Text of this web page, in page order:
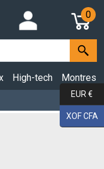
0
High-tech
Montres
EUR €
XOF CFA